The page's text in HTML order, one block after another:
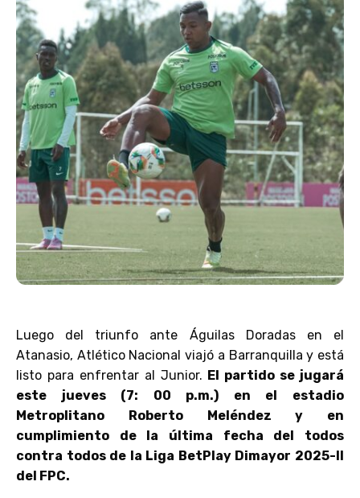
Luego del triunfo ante Águilas Doradas en el
Atanasio, Atlético Nacional viajó a Barranquilla y está
listo para enfrentar al Junior. El partido se jugará
este jueves (7: 00 p.m.) en el estadio
Metroplitano Roberto Meléndez y en
cumplimiento de la última fecha del todos
contra todos de la Liga BetPlay Dimayor 2025-II
del FPC.